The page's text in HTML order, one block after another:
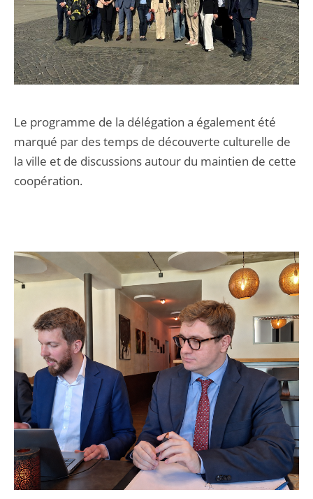
Le programme de la délégation a également été
marqué par des temps de découverte culturelle de
la ville et de discussions autour du maintien de cette
coopération.